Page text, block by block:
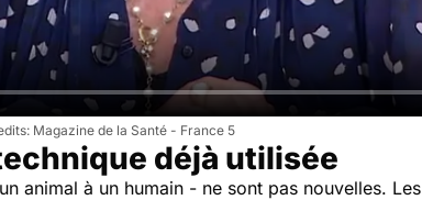
Magazine de la Santé - France 5
déjà utilisée
animal à un humain - ne sont pas nouvelles.